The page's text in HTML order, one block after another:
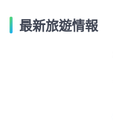
最新旅遊情報